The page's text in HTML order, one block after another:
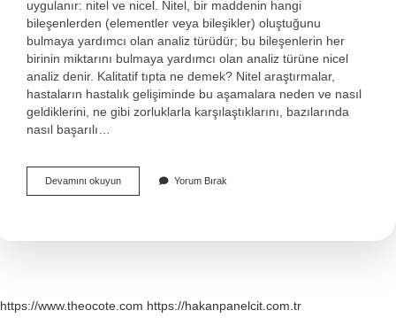
uygulanır: nitel ve nicel. Nitel, bir maddenin hangi
bileşenlerden (elementler veya bileşikler) oluştuğunu
bulmaya yardımcı olan analiz türüdür; bu bileşenlerin her
birinin miktarını bulmaya yardımcı olan analiz türüne nicel
analiz denir. Kalitatif tıpta ne demek? Nitel araştırmalar,
hastaların hastalık gelişiminde bu aşamalara neden ve nasıl
geldiklerini, ne gibi zorluklarla karşılaştıklarını, bazılarında
nasıl başarılı…
Devamını okuyunKalitatif
Veri
Yorum Bırak
https://www.theocote.com https://hakanpanelcit.com.tr